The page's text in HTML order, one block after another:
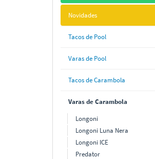
Novidades
Tacos de Pool
Varas de Pool
Tacos de Carambola
Varas de Carambola
Longoni
Longoni Luna Nera
Longoni ICE
Predator